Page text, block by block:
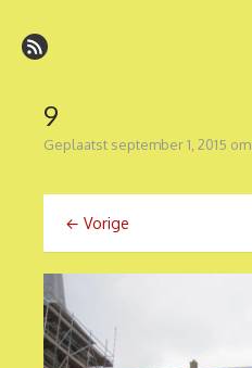
naar
de
9
Geplaatst september 1, 2015 om
← Vorige